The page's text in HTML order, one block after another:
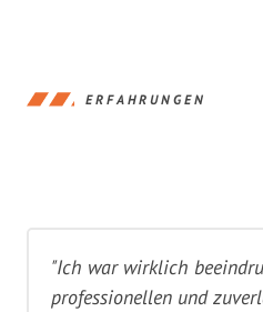
ERFAHRUNGEN
"Ich war wirklich
professionellen und